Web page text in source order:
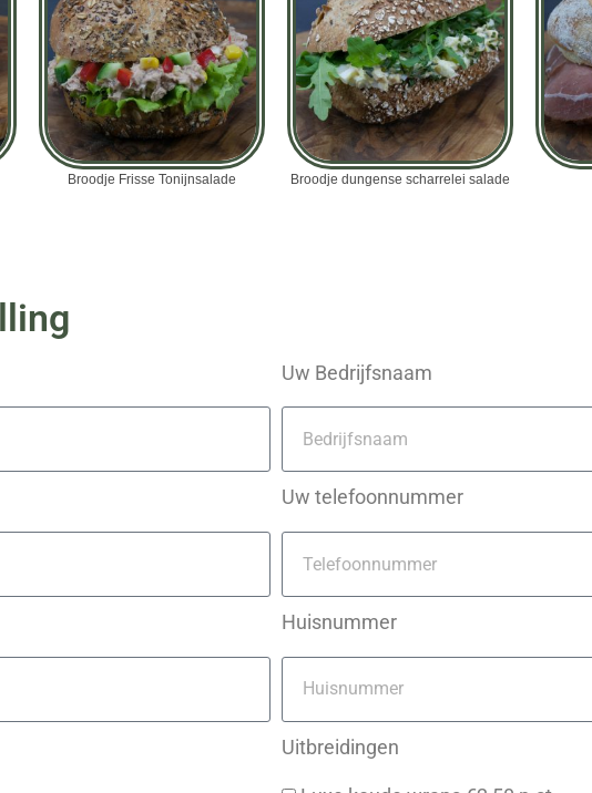
Broodje Frisse Tonijnsalade Broodje dungense scharrelei salade
Uw Bedrijfsnaam
Uw telefoonnummer
Huisnummer
Uitbreidingen